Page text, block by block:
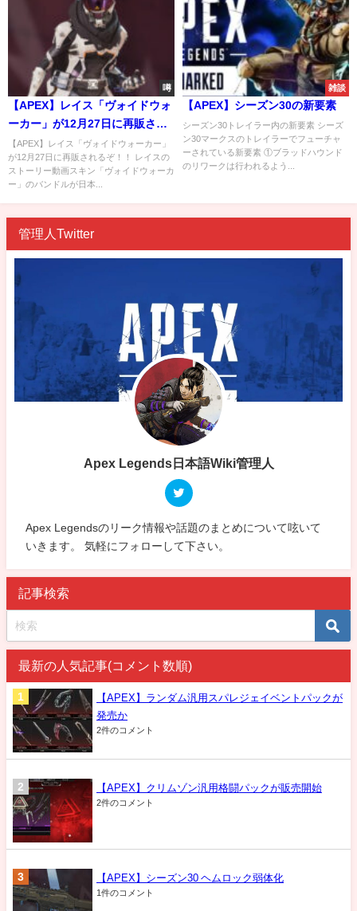
噂
【APEX】レイス「ヴォイドウォ
ーカー」が12月27日に再販され
るぞ！！
【APEX】レイス「ヴォイドウォーカー」
が12月27日に再販されるぞ！！ レイスの
ストーリー動画スキン「ヴォイドウォーカ
ー」のバンドルが日本...
雑談
【APEX】シーズン30の新要素
シーズン30トレイラー内の新要素 シーズ
ン30マークスのトレイラーでフューチャ
ーされている新要素 ①ブラッドハウンド
のリワークは行われるよう...
管理人Twitter
Apex Legends日本語Wiki管理人
Apex Legendsのリーク情報や話題のまとめについて呟いて
いきます。 気軽にフォローして下さい。
記事検索
最新の人気記事(コメント数順)
【APEX】ランダム汎用スパレジェイベントパックが
発売か
2件のコメント
【APEX】クリムゾン汎用格闘パックが販売開始
2件のコメント
【APEX】シーズン30 ヘムロック弱体化
1件のコメント